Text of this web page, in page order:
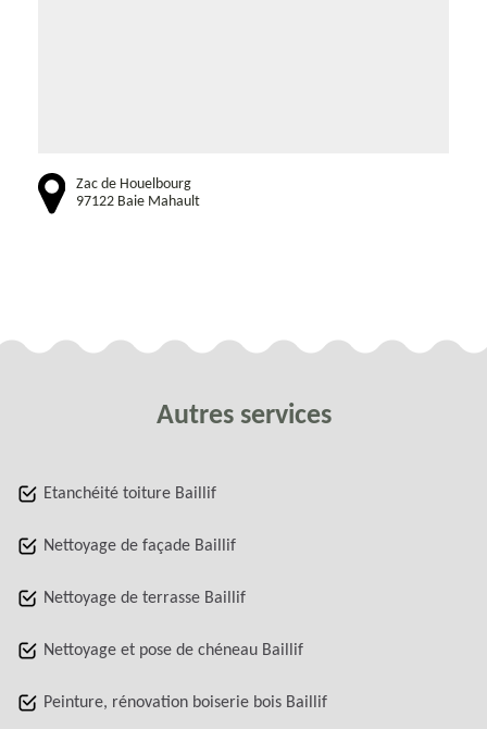
Zac de Houelbourg
97122 Baie Mahault
Autres services
Etanchéité toiture Baillif
Nettoyage de façade Baillif
Nettoyage de terrasse Baillif
Nettoyage et pose de chéneau Baillif
Peinture, rénovation boiserie bois Baillif